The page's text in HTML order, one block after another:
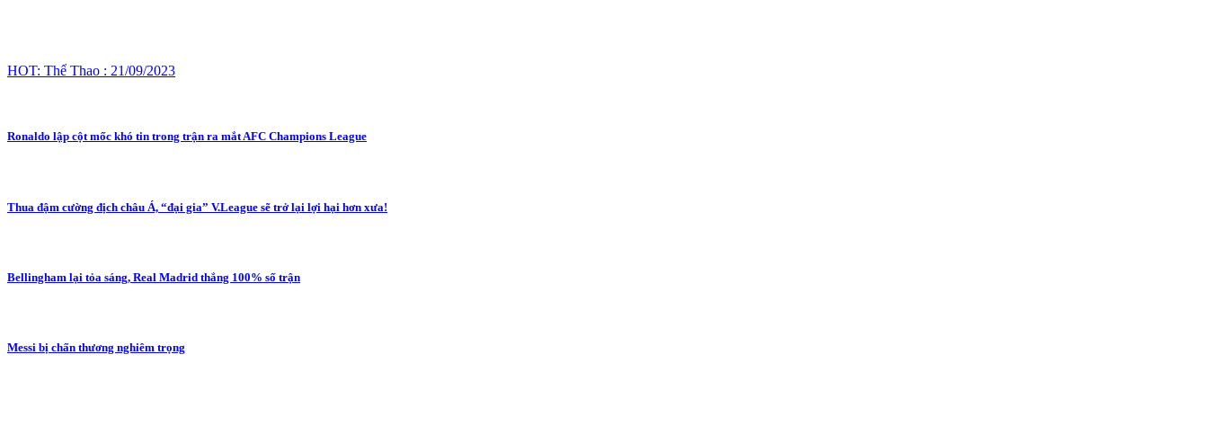
HOT: Thể Thao : 21/09/2023
Ronaldo lập cột mốc khó tin trong trận ra mắt AFC Champions League
Thua đậm cường địch châu Á, “đại gia” V.League sẽ trở lại lợi hại hơn xưa!
Bellingham lại tỏa sáng, Real Madrid thắng 100% số trận
Messi bị chấn thương nghiêm trọng